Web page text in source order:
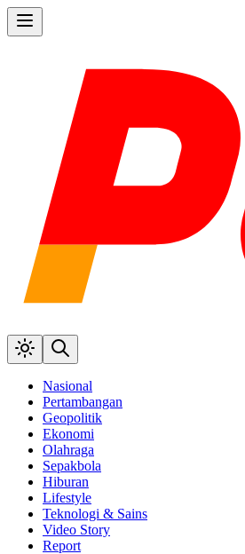
Nasional
Pertambangan
Geopolitik
Ekonomi
Olahraga
Sepakbola
Hiburan
Lifestyle
Teknologi & Sains
Video Story
Report